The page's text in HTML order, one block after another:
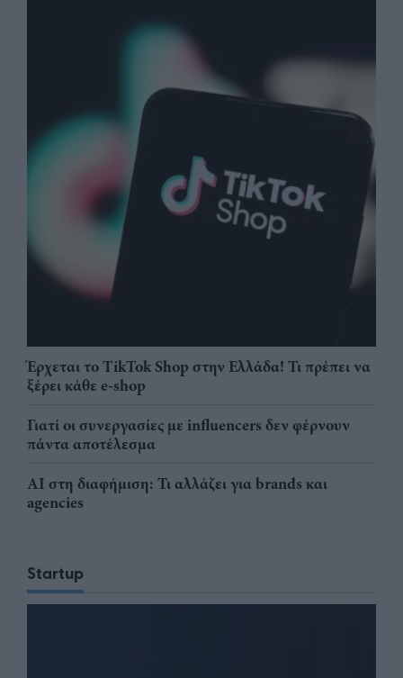
Έρχεται το TikTok Shop στην Ελλάδα! Τι πρέπει να
ξέρει κάθε e-shop
Γιατί οι συνεργασίες με influencers δεν φέρνουν
πάντα αποτέλεσμα
AI στη διαφήμιση: Τι αλλάζει για brands και
agencies
Startup